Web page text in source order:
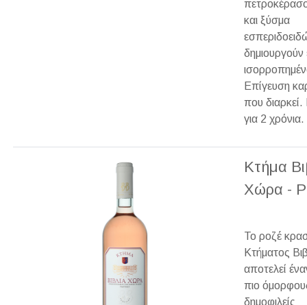
και ξύσμα
δημιουργούν
Επίγευση
που
για 2 χρόνια.
Κτήμα
Χώρα -
Το ροζέ
Κτήματος
αποτελεί
πιο
δημοφιλείς